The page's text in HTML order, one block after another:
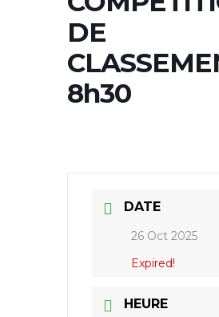
DE
8h30
DATE
26 Oct 2025
Expired!
HEURE